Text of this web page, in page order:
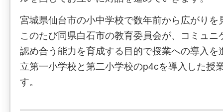
宮城県仙台市の小中学校で数年前から広がりを
このたび同県白石市の教育委員会が、コミュニ
認め合う能力を育成する目的で授業への導入を
立第一小学校と第二小学校のp4cを導入した授
す。